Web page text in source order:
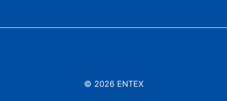
© 2026 ENTEX